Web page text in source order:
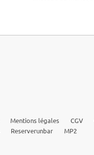
Mentions légales CGV
Reserverunbar MP2